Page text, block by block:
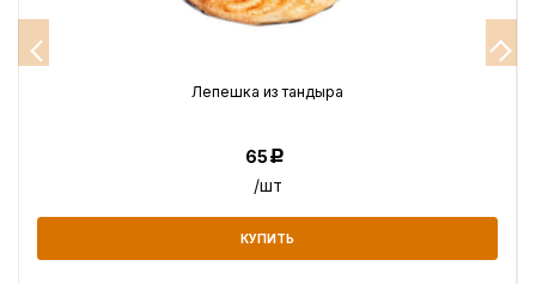
Лепешка из тандыра
65Р
/шт
КУПИТЬ